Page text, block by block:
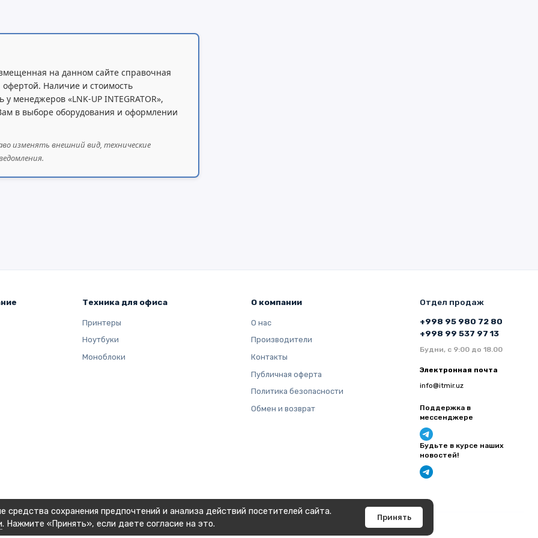
на данном сайте справочная
Наличие и стоимость
менеджеров «LNK-UP INTEGRATOR»,
в выборе оборудования и оформлении
изменять внешний вид, технические
сохранения предпочтений и анализа действий посетителей сайта.
. Нажмите «Принять», если даете согласие на это.
Принять
Техника для офиса
Принтеры
Ноутбуки
Моноблоки
О компании
О нас
Производители
Контакты
Публичная оферта
Политика безопасности
Обмен и возврат
Отдел продаж
+998 95 980 72 80
+998 99 537 97 13
Будни, с 9:00 до 18.00
Электронная почта
info@itmir.uz
Поддержка в
мессенджере
Будьте в курсе наших
новостей!